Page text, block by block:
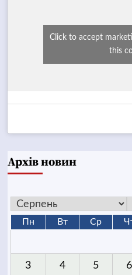
Click to accept
this
Архів новин
Пн Вт Ср
3 4 5 6